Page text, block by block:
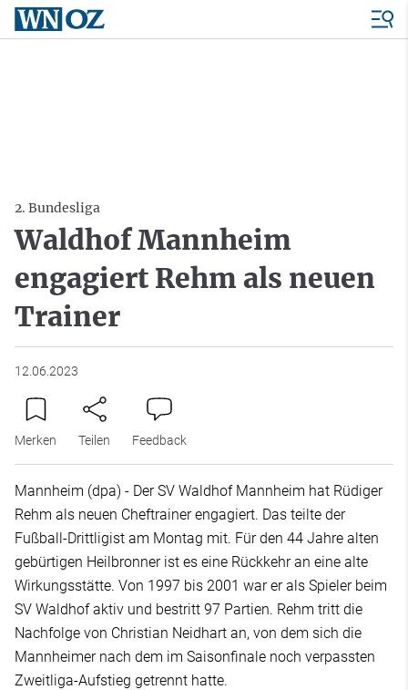
2. Bundesliga
Waldhof Mannheim
engagiert Rehm als neuen
Trainer
12.06.2023
Merken Teilen Feedback
Mannheim (dpa) - Der SV Waldhof Mannheim hat Rüdiger
Rehm als neuen Cheftrainer engagiert. Das teilte der
Fußball-Drittligist am Montag mit. Für den 44 Jahre alten
gebürtigen Heilbronner ist es eine Rückkehr an eine alte
Wirkungsstätte. Von 1997 bis 2001 war er als Spieler beim
SV Waldhof aktiv und bestritt 97 Partien. Rehm tritt die
Nachfolge von Christian Neidhart an, von dem sich die
Mannheimer nach dem im Saisonfinale noch verpassten
Zweitliga-Aufstieg getrennt hatte.